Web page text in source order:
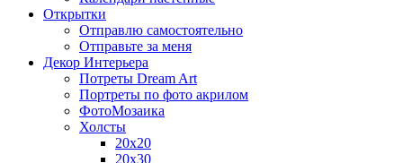
Открытки
Отправлю самостоятельно
Отправьте за меня
Декор Интерьера
Потреты Dream Art
Портреты по фото акрилом
ФотоМозаика
Холсты
20х20
20х30